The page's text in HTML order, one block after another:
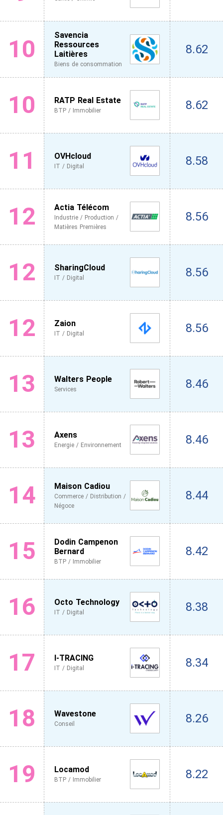
10
Savencia
Ressources
Laitières
Biens de consommation
8.62
10 RATP Real Estate
BTP / Immobilier 8.62
11 OVHcloud
IT / Digital 8.58
12 Actia Télécom
Industrie / Production /
Matières Premières
8.56
12 SharingCloud
IT / Digital 8.56
12 Zaion
IT / Digital 8.56
13 Walters People
Services 8.46
13 Axens
Energie / Environnement 8.46
14 Maison Cadiou
Commerce / Distribution /
Négoce
8.44
15
Dodin Campenon
Bernard
BTP / Immobilier
8.42
16 Octo Technology
IT / Digital 8.38
17 I-TRACING
IT / Digital 8.34
18 Wavestone
Conseil 8.26
19 Locamod
BTP / Immobilier 8.22